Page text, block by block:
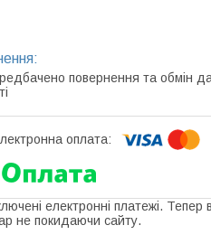
повернення та обмін
електронні платежі.
не покидаючи сайту.